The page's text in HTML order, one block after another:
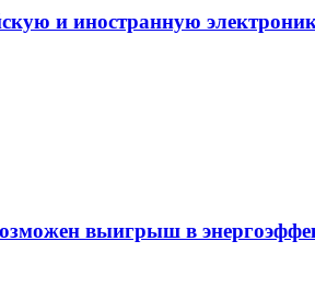
и иностранную
выигрыш в